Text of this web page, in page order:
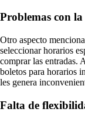
Problemas con
Otro aspecto
seleccionar horarios
comprar las entradas.
boletos para horarios
les genera
Falta de